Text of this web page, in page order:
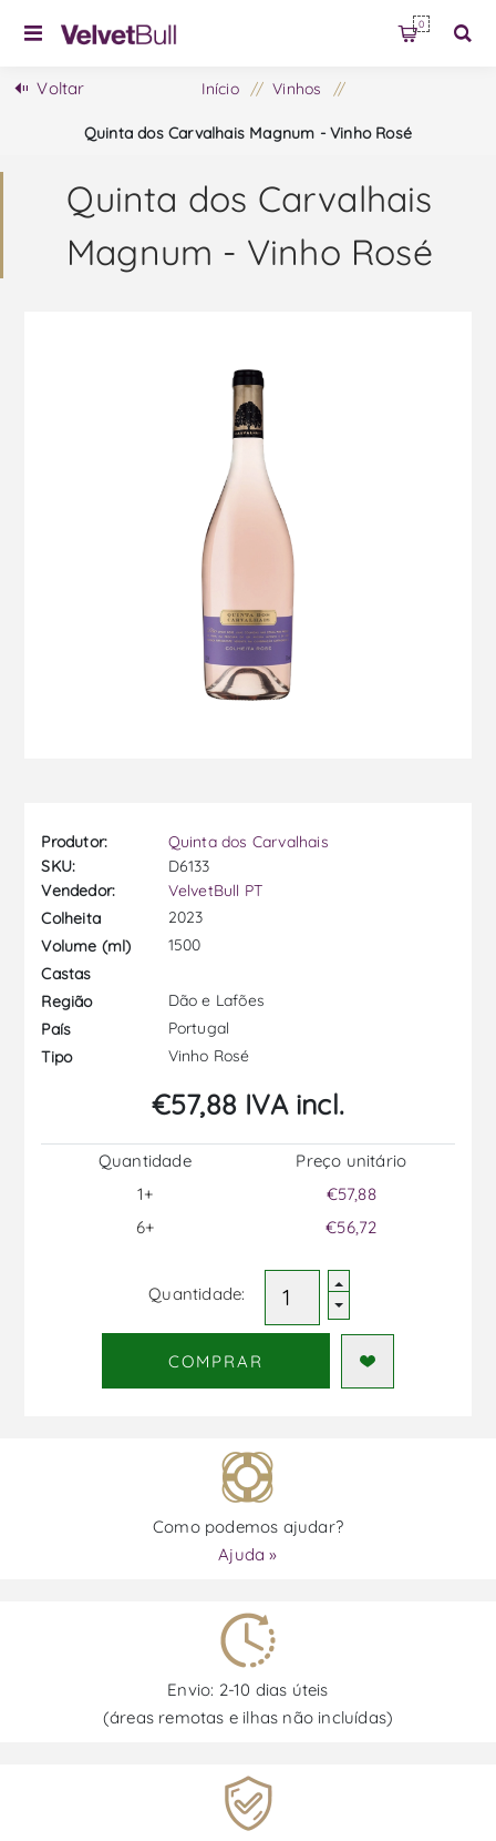
0
Voltar Início / Vinhos /
Quinta dos Carvalhais Magnum - Vinho Rosé
Quinta dos Carvalhais
Magnum - Vinho Rosé
Produtor:
Quinta dos Carvalhais
SKU:
D6133
Vendedor:
VelvetBull PT
Colheita
2023
Volume (ml)
1500
Castas
Região
Dão e Lafões
País
Portugal
Tipo
Vinho Rosé
€57,88 IVA incl.
Quantidade
1+
6+
Preço unitário
€57,88
€56,72
Quantidade:
COMPRAR
Como podemos ajudar?
Ajuda »
Envio: 2-10 dias úteis
(áreas remotas e ilhas não incluídas)